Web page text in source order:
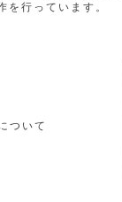
を行っています。
ついて